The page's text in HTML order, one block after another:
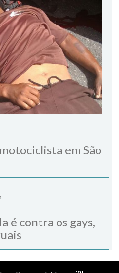
em São
é contra os gays,